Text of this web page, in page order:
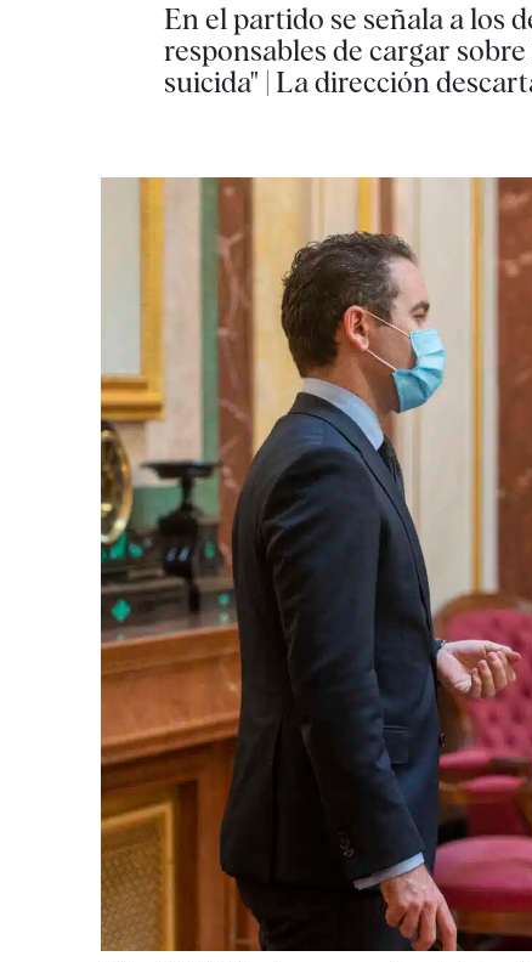
En el partido se señala a los
responsables de cargar
suicida" | La dirección